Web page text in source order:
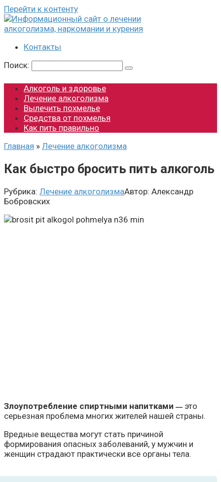
Перейти к контенту
Контакты
Поиск:
Алкоголь и здоровье
Лечение алкоголизма
Вылечить похмелье
Средства от похмелья
Как пить правильно
Главная » Лечение алкоголизма
Как быстро бросить пить алкоголь
Рубрика: Лечение алкоголизмаАвтор: Александр
Бобровских
Злоупотребление спиртными напитками — это
серьезная проблема многих жителей нашей страны.
Вредные вещества могут стать причиной
формирования опасных заболеваний, у мужчин и
женщин страдают практически все органы тела.